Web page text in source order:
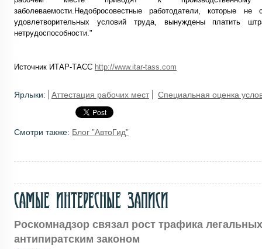
заболеваемости.Недобросовестные работодатели, которые
удовлетворительных условий труда, вынуждены платить
нетрудоспособности."
Источник ИТАР-ТАСС http://www.itar-tass.com
Ярлыки: Аттестация рабочих мест Специальная оценка
Смотри также: Блог ”АвтоГид”
Самые интересные записи
Роскомнадзор связал рост трафика
антипиратским законом